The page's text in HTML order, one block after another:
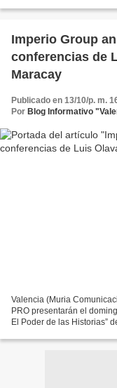
Imperio Group
conferencias de
Maracay
Publicado en 13/10/p. m.
Por Blog Informativo
Valencia (Muria
PRO presentarán el
El Poder de las Historias”